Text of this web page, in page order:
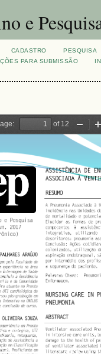
e
CADASTRO
PESQUISA
PARA SUBMISSÃO